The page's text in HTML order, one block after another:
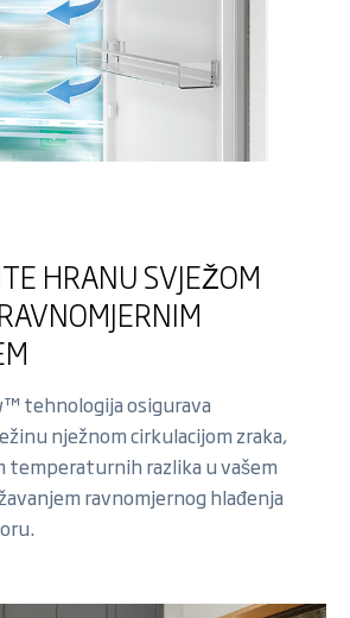
HRANU SVJEŽOM
tehnologija osigurava
nježnom cirkulacijom zraka,
temperaturnih razlika u vašem
ravnomjernog hlađenja